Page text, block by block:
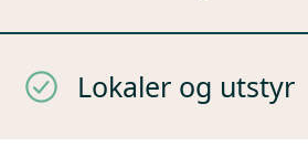
Lokaler og utstyr